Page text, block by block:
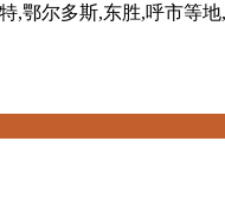
尔多斯,东胜,呼市等